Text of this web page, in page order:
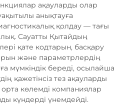
ақауларды олар
анықтауға
қолдау — тағы
Сауатты Қытайдың
қате кодтарын, басқару
және параметрлердің
мүмкіндік береді, осылайша
қажетінсіз тез ақауларды
көлемді компаниялар
күндерді үнемдейді.